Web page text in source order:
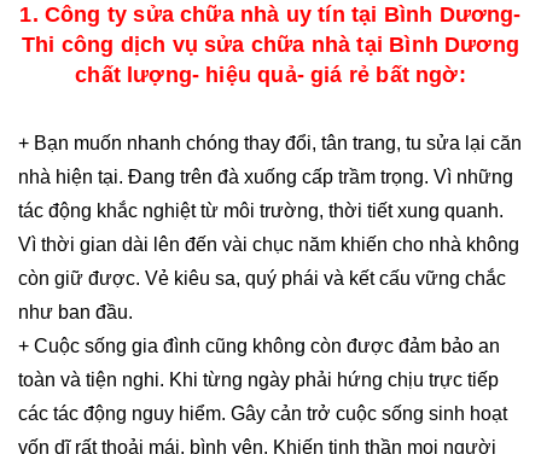
1. Công ty sửa chữa nhà uy tín tại Bình Dương-
Thi công dịch vụ sửa chữa nhà tại Bình Dương
chất lượng- hiệu quả- giá rẻ bất ngờ:
+ Bạn muốn nhanh chóng thay đổi, tân trang, tu sửa lại căn
nhà hiện tại. Đang trên đà xuống cấp trầm trọng. Vì những
tác động khắc nghiệt từ môi trường, thời tiết xung quanh.
Vì thời gian dài lên đến vài chục năm khiến cho nhà không
còn giữ được. Vẻ kiêu sa, quý phái và kết cấu vững chắc
như ban đầu.
+ Cuộc sống gia đình cũng không còn được đảm bảo an
toàn và tiện nghi. Khi từng ngày phải hứng chịu trực tiếp
các tác động nguy hiểm. Gây cản trở cuộc sống sinh hoạt
vốn dĩ rất thoải mái, bình yên. Khiến tinh thần mọi người